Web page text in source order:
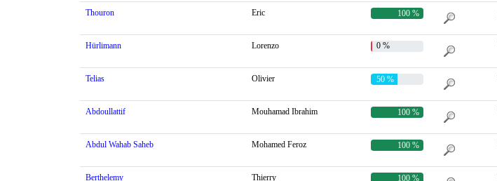
Thouron Eric 100 %
Hürlimann Lorenzo 0 %
Telias Olivier 50 %
Abdoullattif Mouhamad Ibrahim 100 %
Abdul Wahab Saheb Mohamed Feroz 100 %
Berthelemy Thierry 100 %